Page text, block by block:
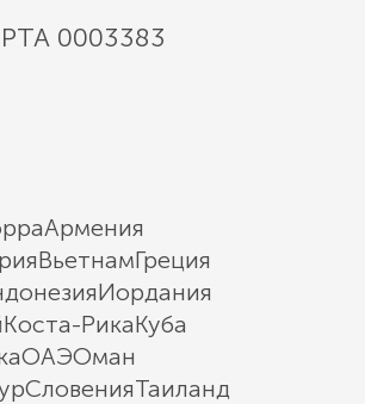
0003383
Армения
ВьетнамГреция
Иордания
Коста-РикаКуба
ОАЭОман
СловенияТаиланд